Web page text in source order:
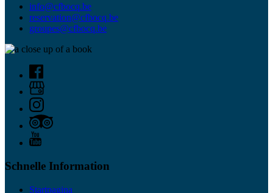
info@cfbocq.be
reservation@cfbocq.be
groupes@cfbocq.be
Schnelle Information
Startpagina